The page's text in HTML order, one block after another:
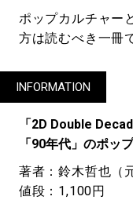
ポップカルチャー
方は読むべき一冊
INFORMATION
「2D Double
「90年代」のポッ
著者：鈴木哲也（
値段：1,100円